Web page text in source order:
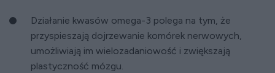
Działanie kwasów omega-3 polega na tym, że
przyspieszają dojrzewanie komórek nerwowych,
umożliwiają im wielozadaniowość i zwiększają
plastyczność mózgu.